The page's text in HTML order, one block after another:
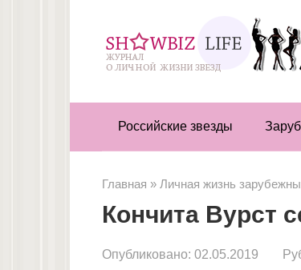
Российские звезды
Главная » Личная жизнь
Кончита Вурст
Опубликовано: 02.05.2019